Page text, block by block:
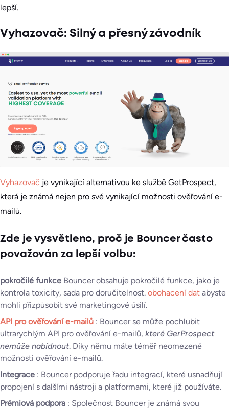
lepší.
Vyhazovač: Silný a přesný závodník
Vyhazovač je vynikající alternativou ke službě GetProspect,
která je známá nejen pro své vynikající možnosti ověřování e-
mailů.
Zde je vysvětleno, proč je Bouncer často
považován za lepší volbu:
pokročilé funkce Bouncer obsahuje pokročilé funkce, jako je
kontrola toxicity, sada pro doručitelnost. obohacení dat abyste
mohli přizpůsobit své marketingové úsilí.
API pro ověřování e-mailů : Bouncer se může pochlubit
ultrarychlým API pro ověřování e-mailů, které GerProspect
nemůže nabídnout. Díky němu máte téměř neomezené
možnosti ověřování e-mailů.
Integrace : Bouncer podporuje řadu integrací, které usnadňují
propojení s dalšími nástroji a platformami, které již používáte.
Prémiová podpora : Společnost Bouncer je známá svou